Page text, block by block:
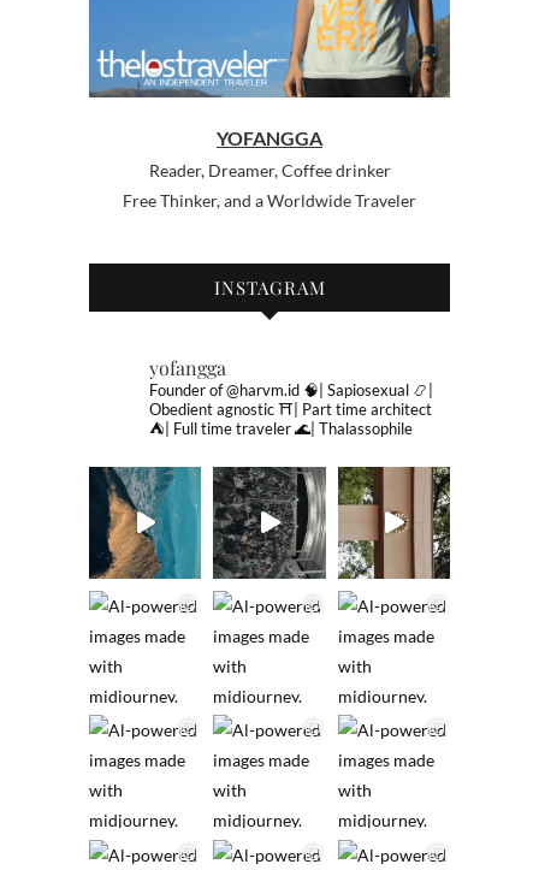
YOFANGGA
Reader, Dreamer, Coffee drinker
Free Thinker, and a Worldwide Traveler
INSTAGRAM
yofangga
Founder of @harvm.id 🧠| Sapiosexual 📿|
Obedient agnostic⛩| Part time architect
⛺️| Full time traveler🌊| Thalassophile